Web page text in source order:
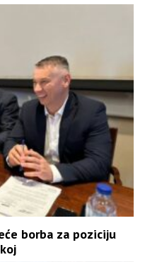
borba za poziciju